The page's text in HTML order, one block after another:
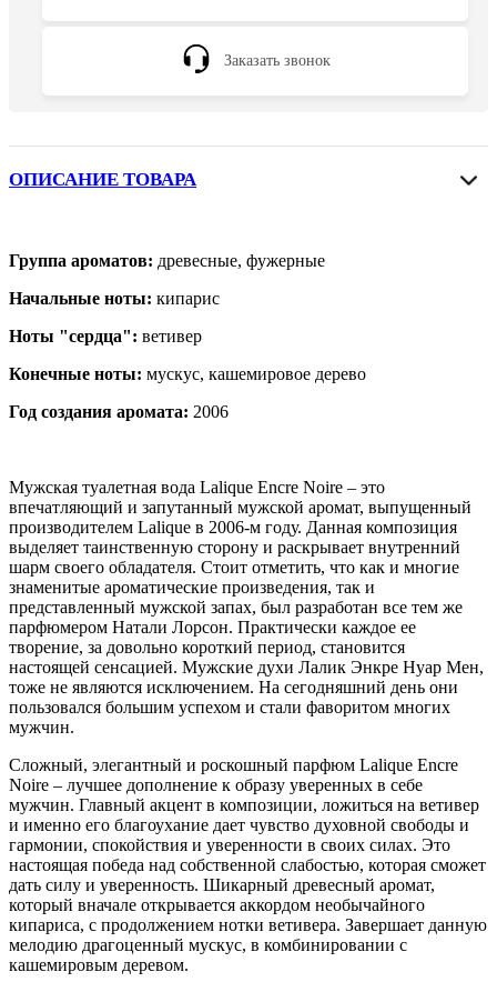
Заказать звонок
ОПИСАНИЕ ТОВАРА
Группа ароматов: древесные, фужерные
Начальные ноты: кипарис
Ноты "сердца": ветивер
Конечные ноты: мускус, кашемировое дерево
Год создания аромата: 2006
Мужская туалетная вода Lalique Encre Noire – это
впечатляющий и запутанный мужской аромат, выпущенный
производителем Lalique в 2006-м году. Данная композиция
выделяет таинственную сторону и раскрывает внутренний
шарм своего обладателя. Стоит отметить, что как и многие
знаменитые ароматические произведения, так и
представленный мужской запах, был разработан все тем же
парфюмером Натали Лорсон. Практически каждое ее
творение, за довольно короткий период, становится
настоящей сенсацией. Мужские духи Лалик Энкре Нуар Мен,
тоже не являются исключением. На сегодняшний день они
пользовался большим успехом и стали фаворитом многих
мужчин.
Сложный, элегантный и роскошный парфюм Lalique Encre
Noire – лучшее дополнение к образу уверенных в себе
мужчин. Главный акцент в композиции, ложиться на ветивер
и именно его благоухание дает чувство духовной свободы и
гармонии, спокойствия и уверенности в своих силах. Это
настоящая победа над собственной слабостью, которая сможет
дать силу и уверенность. Шикарный древесный аромат,
который вначале открывается аккордом необычайного
кипариса, с продолжением нотки ветивера. Завершает данную
мелодию драгоценный мускус, в комбинировании с
кашемировым деревом.